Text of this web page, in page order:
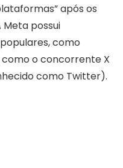
após os
Meta possui
como
o concorrente X
como Twitter).